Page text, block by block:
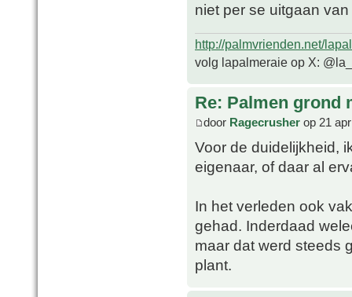
niet per se uitgaan
http://palmvrienden.net/
volg lapalmeraie op X:
Re: Palmen grond
door Ragecrusher op 21
Voor de duidelijkheid,
eigenaar, of daar al
In het verleden ook
gehad. Inderdaad
maar dat werd steeds
plant.